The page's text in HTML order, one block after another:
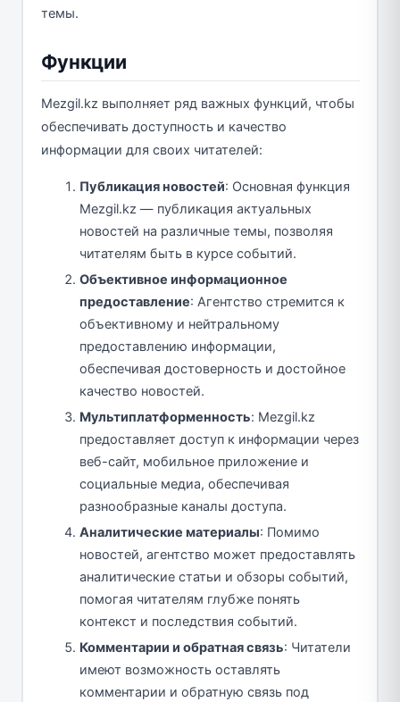
темы.
Функции
Mezgil.kz выполняет ряд важных функций, чтобы
обеспечивать доступность и качество
информации для своих читателей:
Публикация новостей: Основная функция
Mezgil.kz — публикация актуальных
новостей на различные темы, позволяя
читателям быть в курсе событий.
Объективное информационное
предоставление: Агентство стремится к
объективному и нейтральному
предоставлению информации,
обеспечивая достоверность и достойное
качество новостей.
Мультиплатформенность: Mezgil.kz
предоставляет доступ к информации через
веб-сайт, мобильное приложение и
социальные медиа, обеспечивая
разнообразные каналы доступа.
Аналитические материалы: Помимо
новостей, агентство может предоставлять
аналитические статьи и обзоры событий,
помогая читателям глубже понять
контекст и последствия событий.
Комментарии и обратная связь: Читатели
имеют возможность оставлять
комментарии и обратную связь под